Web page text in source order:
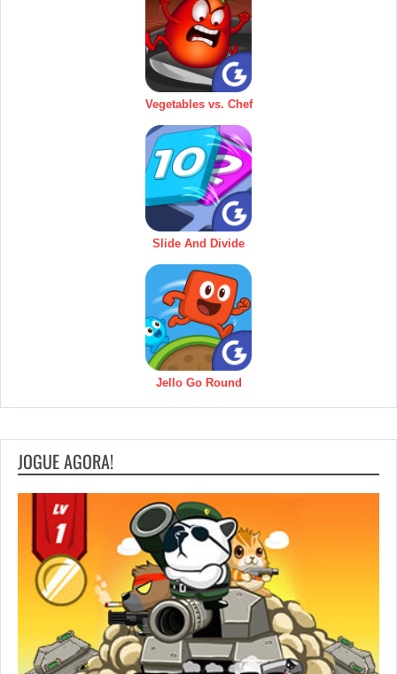
Vegetables vs. Chef
Slide And Divide
Jello Go Round
JOGUE AGORA!